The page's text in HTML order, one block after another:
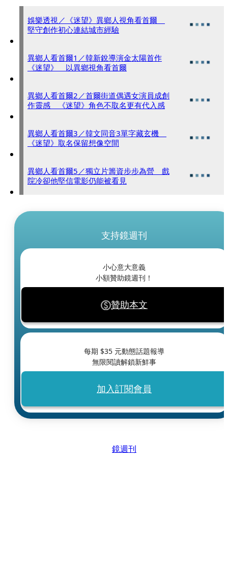
娛樂透視／《迷望》異鄉人視角看首爾
堅守創作初心連結城市經驗
異鄉人看首爾1／韓新銳導演金太陽首作
《迷望》 以異鄉視角看首爾
異鄉人看首爾2／首爾街道偶遇女演員成創
作靈感 《迷望》角色不取名更有代入感
異鄉人看首爾3／韓文同音3單字藏玄機
《迷望》取名保留想像空間
異鄉人看首爾5／獨立片籌資步步為營 戲
院冷卻他堅信電影仍能被看見
支持鏡週刊
小心意大意義
小額贊助鏡週刊！
贊助本文
每期 $35 元動態話題報導
無限閱讀解鎖新鮮事
加入訂閱會員
鏡週刊